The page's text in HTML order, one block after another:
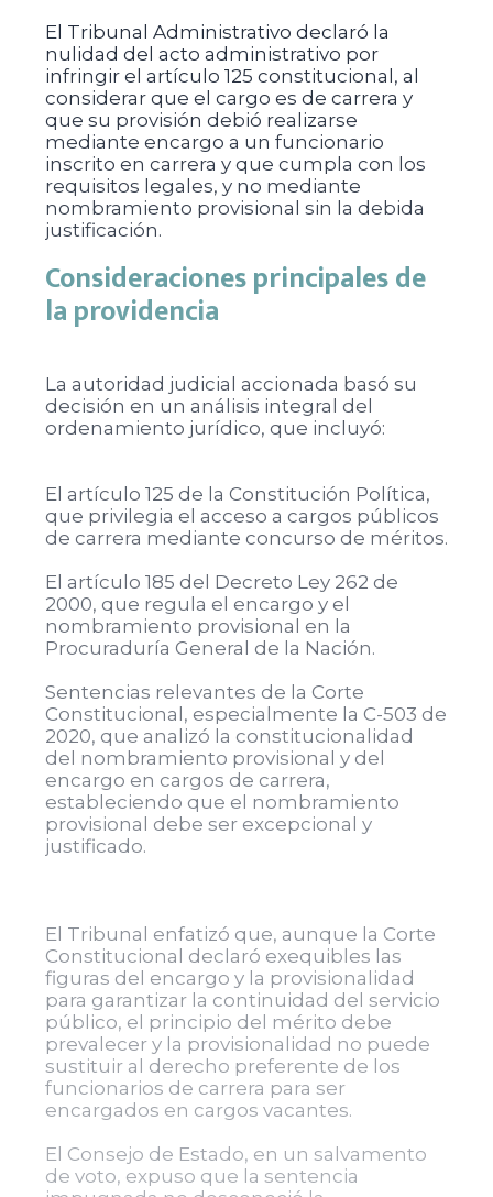
El Tribunal Administrativo declaró la
nulidad del acto administrativo por
infringir el artículo 125 constitucional, al
considerar que el cargo es de carrera y
que su provisión debió realizarse
mediante encargo a un funcionario
inscrito en carrera y que cumpla con los
requisitos legales, y no mediante
nombramiento provisional sin la debida
justificación.
Consideraciones principales de
la providencia
La autoridad judicial accionada basó su
decisión en un análisis integral del
ordenamiento jurídico, que incluyó:
El artículo 125 de la Constitución Política,
que privilegia el acceso a cargos públicos
de carrera mediante concurso de méritos.
El artículo 185 del Decreto Ley 262 de
2000, que regula el encargo y el
nombramiento provisional en la
Procuraduría General de la Nación.
Sentencias relevantes de la Corte
Constitucional, especialmente la C-503 de
2020, que analizó la constitucionalidad
del nombramiento provisional y del
encargo en cargos de carrera,
estableciendo que el nombramiento
provisional debe ser excepcional y
justificado.
El Tribunal enfatizó que, aunque la Corte
Constitucional declaró exequibles las
figuras del encargo y la provisionalidad
para garantizar la continuidad del servicio
público, el principio del mérito debe
prevalecer y la provisionalidad no puede
sustituir al derecho preferente de los
funcionarios de carrera para ser
encargados en cargos vacantes.
El Consejo de Estado, en un salvamento
de voto, expuso que la sentencia